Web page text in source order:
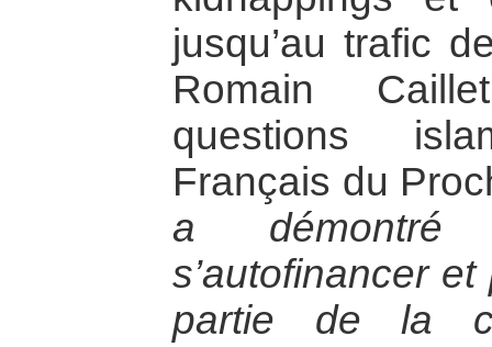
jusqu’au trafic
Romain
questions
Français du
a
s’autofinancer
partie de la